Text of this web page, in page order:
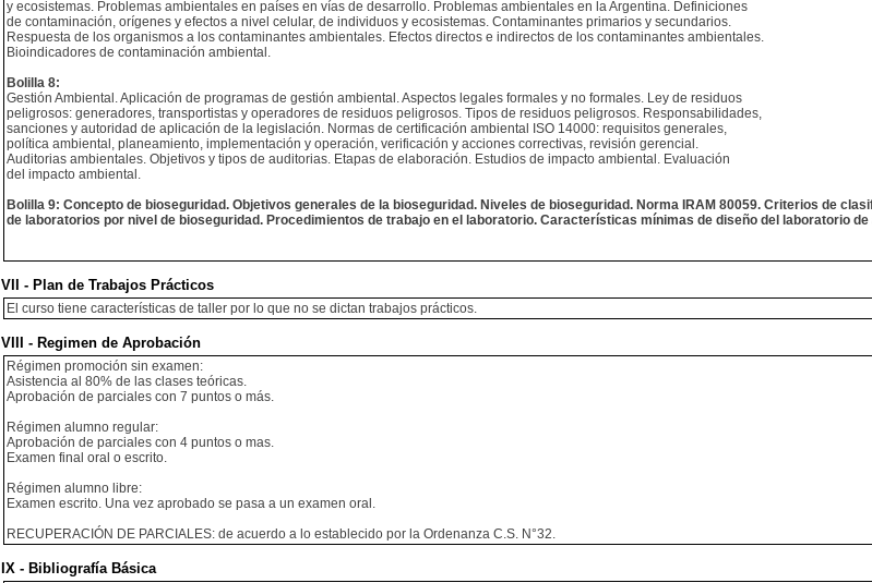
y ecosistemas. Problemas ambientales en países en vías de desarrollo. Problemas ambientales en la Argentina. Definiciones
de contaminación, orígenes y efectos a nivel celular, de individuos y ecosistemas. Contaminantes primarios y secundarios.
Respuesta de los organismos a los contaminantes ambientales. Efectos directos e indirectos de los contaminantes ambientales.
Bioindicadores de contaminación ambiental.
Bolilla 8:
Gestión Ambiental. Aplicación de programas de gestión ambiental. Aspectos legales formales y no formales. Ley de residuos
peligrosos: generadores, transportistas y operadores de residuos peligrosos. Tipos de residuos peligrosos. Responsabilidades,
sanciones y autoridad de aplicación de la legislación. Normas de certificación ambiental ISO 14000: requisitos generales,
política ambiental, planeamiento, implementación y operación, verificación y acciones correctivas, revisión gerencial.
Auditorias ambientales. Objetivos y tipos de auditorias. Etapas de elaboración. Estudios de impacto ambiental. Evaluación
del impacto ambiental.
Bolilla 9: Concepto de bioseguridad. Objetivos generales de la bioseguridad. Niveles de bioseguridad. Norma IRAM 80059. Criterios de
de laboratorios por nivel de bioseguridad. Procedimientos de trabajo en el laboratorio. Características mínimas de diseño del laboratorio
VII - Plan de Trabajos Prácticos
El curso tiene características de taller por lo que no se dictan trabajos prácticos.
VIII - Regimen de Aprobación
Régimen promoción sin examen:
Asistencia al 80% de las clases teóricas.
Aprobación de parciales con 7 puntos o más.
Régimen alumno regular:
Aprobación de parciales con 4 puntos o mas.
Examen final oral o escrito.
Régimen alumno libre:
Examen escrito. Una vez aprobado se pasa a un examen oral.
RECUPERACIÓN DE PARCIALES: de acuerdo a lo establecido por la Ordenanza C.S. N°32.
IX - Bibliografía Básica